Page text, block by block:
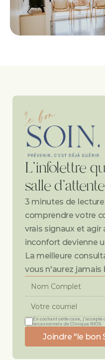
L'infolettre
salle
3 minutes de
comprendre votre
vrais signaux et
inconfort devienne
La meilleure
vous n'aurez jamais
En cochant cette case,
occasionnels de Clinique NIOS.
Joindre "le bon